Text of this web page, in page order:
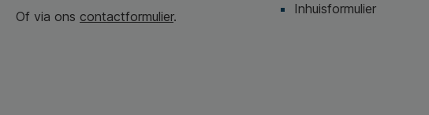
Of via ons contactformulier.
Inhuisformulier